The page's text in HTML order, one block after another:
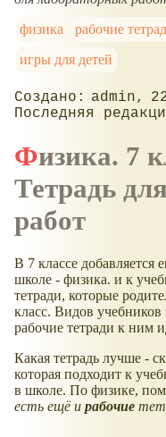
физика
рабочие
игры для детей
admin
Физика. 7
Тетрадь
работ
В 7 классе добавляется
школе - физика. и к
тетради, которые
класс. Видов учебников
рабочие тетради к ним
Какая тетрадь лучше -
которая подходит к
в школе. По физике,
есть ещё и рабочие